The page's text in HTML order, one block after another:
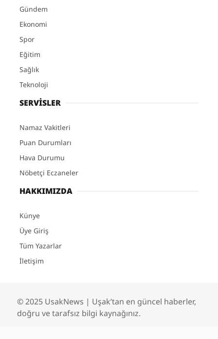
Gündem
Ekonomi
Spor
Eğitim
Sağlık
Teknoloji
SERVİSLER
Namaz Vakitleri
Puan Durumları
Hava Durumu
Nöbetçi Eczaneler
HAKKIMIZDA
Künye
Üye Giriş
Tüm Yazarlar
İletişim
© 2025 UsakNews | Uşak’tan en güncel haberler,
doğru ve tarafsız bilgi kaynağınız.